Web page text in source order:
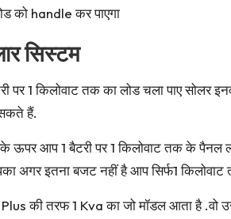
को handle कर पाएगा
सिस्टम
पर 1 किलोवाट तक का लोड चला पाए सोलर
सकते हैं.
ऊपर आप 1 बैटरी पर 1 किलोवाट तक के
अगर इतना बजट नहीं है आप सिर्फ1
की तरफ 1 Kva का जो मॉडल आता है .वो